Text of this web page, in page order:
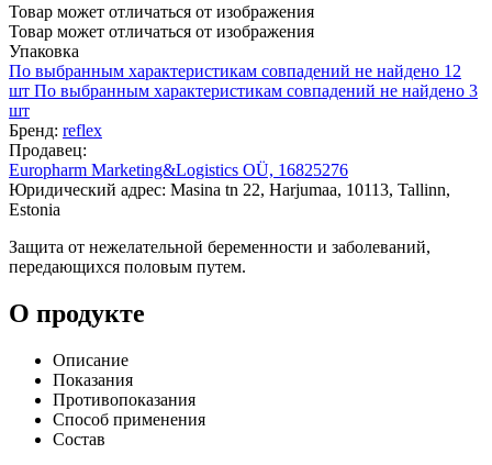
Товар может отличаться от изображения
Товар может отличаться от изображения
Упаковка
По выбранным характеристикам совпадений не найдено 12
шт По выбранным характеристикам совпадений не найдено 3
шт
Бренд: reflex
Продавец:
Europharm Marketing&Logistics OÜ, 16825276
Юридический адрес: Masina tn 22, Harjumaa, 10113, Tallinn,
Estonia
Защита от нежелательной беременности и заболеваний,
передающихся половым путем.
О продукте
Описание
Показания
Противопоказания
Способ применения
Состав